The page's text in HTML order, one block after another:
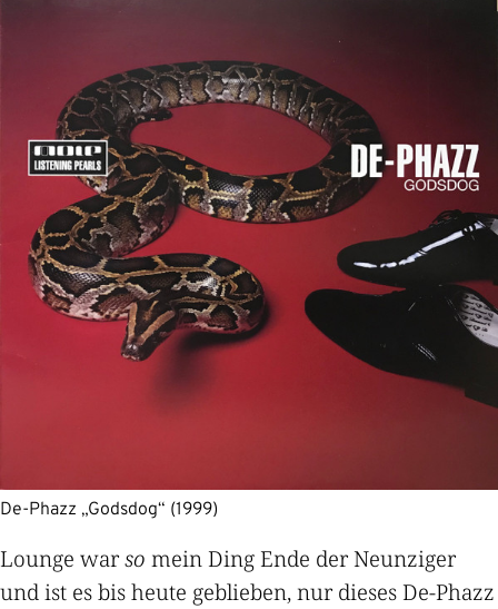
De-Phazz „Godsdog“ (1999)
Lounge warso mein Ding Ende der Neunziger
und ist es bis heute geblieben, nur dieses De-Phazz